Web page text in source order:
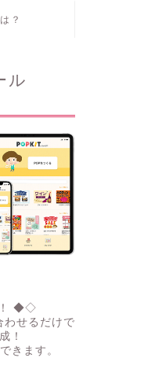
？
！ ◆◇
わせるだけで
！
きます。